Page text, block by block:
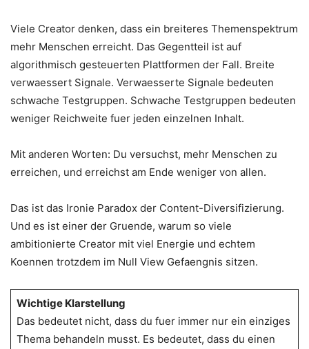
Viele Creator denken, dass ein breiteres Themenspektrum
mehr Menschen erreicht. Das Gegentteil ist auf
algorithmisch gesteuerten Plattformen der Fall. Breite
verwaessert Signale. Verwaesserte Signale bedeuten
schwache Testgruppen. Schwache Testgruppen bedeuten
weniger Reichweite fuer jeden einzelnen Inhalt.
Mit anderen Worten: Du versuchst, mehr Menschen zu
erreichen, und erreichst am Ende weniger von allen.
Das ist das Ironie Paradox der Content-Diversifizierung.
Und es ist einer der Gruende, warum so viele
ambitionierte Creator mit viel Energie und echtem
Koennen trotzdem im Null View Gefaengnis sitzen.
Wichtige Klarstellung
Das bedeutet nicht, dass du fuer immer nur ein einziges
Thema behandeln musst. Es bedeutet, dass du einen